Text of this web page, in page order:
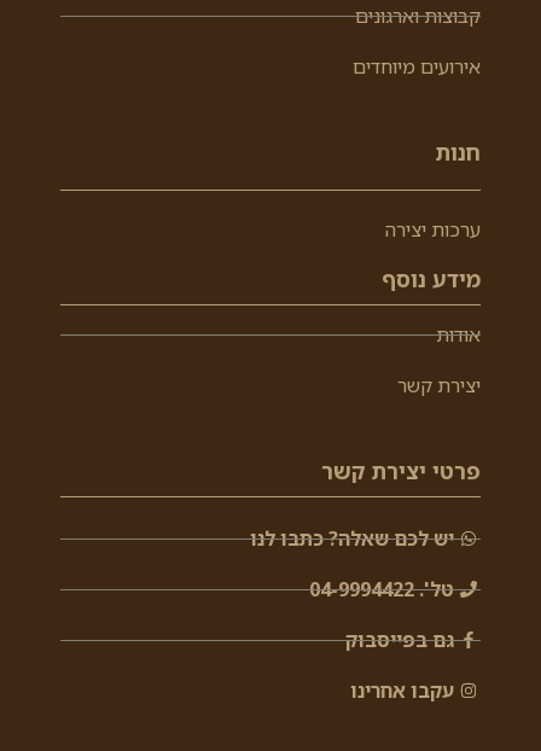
קבוצות וארגונים
אירועים מיוחדים
חנות
ערכות יצירה
מידע נוסף
אודות
יצירת קשר
פרטי יצירת קשר
יש לכם שאלה? כתבו לנו
טל'. 04-9994422
גם בפייסבוק
עקבו אחרינו